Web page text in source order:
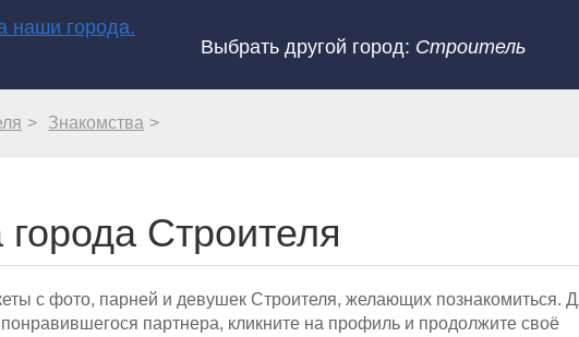
Выбрать другой город: Строитель
Знакомства
Строителя
с фото, парней и девушек Строителя, желающих познакомиться.
партнера, кликните на профиль и продолжите своё